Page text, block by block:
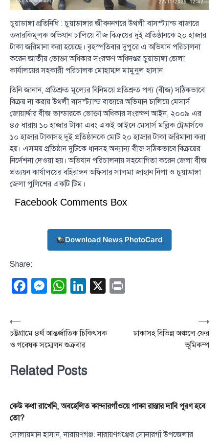
চুয়াডাঙ্গা প্রতিনিধি : চুয়াডাঙ্গার জীবননগরে উথলী বাসস্ট্যান্ড বাজারে
তদারকিমূলক অভিযান চালিয়ে বীজ বিক্রয়ের দুই প্রতিষ্ঠানকে ২০ হাজার
টাকা জরিমানা করা হয়েছে। বৃহস্পতিবার দুপুরে এ অভিযান পরিচালনা
করেন জাতীয় ভোক্তা অধিকার সংরক্ষণ অধিদপ্তর চুয়াডাঙ্গা জেলা
কার্যালয়ের সহকারী পরিচালক মোহাম্মদ মামুনুল হাসান।
তিনি জানান, প্রতিশ্রুত মূল্যের বিনিময়ে প্রতিশ্রুত পণ্য (বীজ) সঠিকভাবে
বিক্রয় না করায় উথলী বাসস্ট্যান্ড বাজারে অভিযান চালিয়ে মেসার্স
জোয়ার্দ্দার বীজ ভান্ডারকে ভোক্তা অধিকার সংরক্ষণ আইন, ২০০৯ এর
৪৫ ধারায় ১০ হাজার টাকা এবং একই আইনে মেসার্স মল্লিক ট্রেডার্সকে
১০ হাজার টাকাসহ দুই প্রতিষ্ঠানকে মোট ২০ হাজার টাকা জরিমানা করা
হয়। এসময় প্রতিষ্ঠান দুটিকে ধানসহ অন্যান্য বীজ সঠিকভাবে বিক্রয়ের
নির্দেশনা দেওয়া হয়। অভিযান পরিচালনায় সহযোগিতা করেন জেলা বীজ
প্রত্যয়ন কার্যালয়ের বহিরাঙ্গন অফিসার সালমা জাহান নিপা ও চুয়াডাঙ্গা
জেলা পুলিশের একটি টিম।
Facebook Comments Box
Download News PhotoCard
Share:
Facebook
Messenger
WhatsApp
LinkedIn
X
Post
navigation
⟵
চট্টগ্রামে ৪র্থ আন্তর্জাতিক চিকিৎসক
ও গবেষক সম্মেলন শুক্রবার
ঢাকাসহ বিভিন্ন অঞ্চলে ফের
ভূমিকম্প
⟶
Related Posts
কেউ কথা রাখেনি, অবহেলিত কান্দারগাঁওয়ে পাকা রাস্তার দাবি পূরণ হবে
তো?
সোলায়মান হাসান, নারায়ণগঞ্জ: নারায়ণগঞ্জের সোনারগাঁ উপজেলার